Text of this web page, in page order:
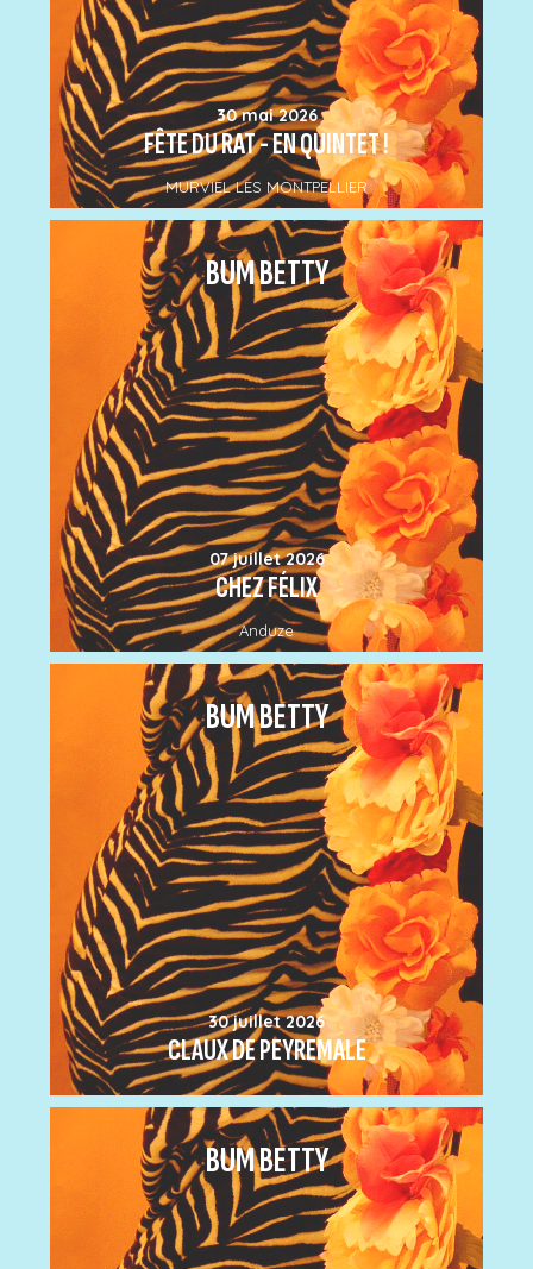
30 mai 2026
FÊTE DU RAT - EN QUINTET !
MURVIEL LES MONTPELLIER
BUM BETTY
07 juillet 2026
CHEZ FÉLIX
Anduze
BUM BETTY
30 juillet 2026
CLAUX DE PEYREMALE
BUM BETTY